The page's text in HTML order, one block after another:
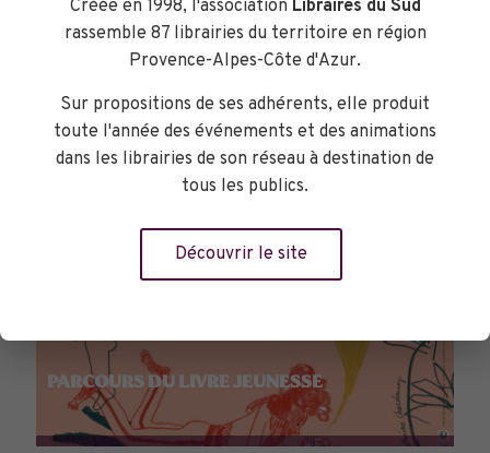
PARCOURS DU LIVRE JEUNESSE
Créée en 1998, l'association Libraires du Sud
rassemble 87 librairies du territoire en région
Provence-Alpes-Côte d'Azur.
Sur propositions de ses adhérents, elle produit
toute l'année des événements et des animations
dans les librairies de son réseau à destination de
tous les publics.
Découvrir le site